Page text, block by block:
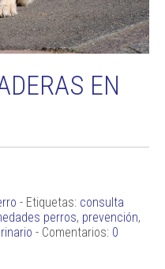
EN
- Etiquetas: consulta
perros, prevención,
- Comentarios: 0